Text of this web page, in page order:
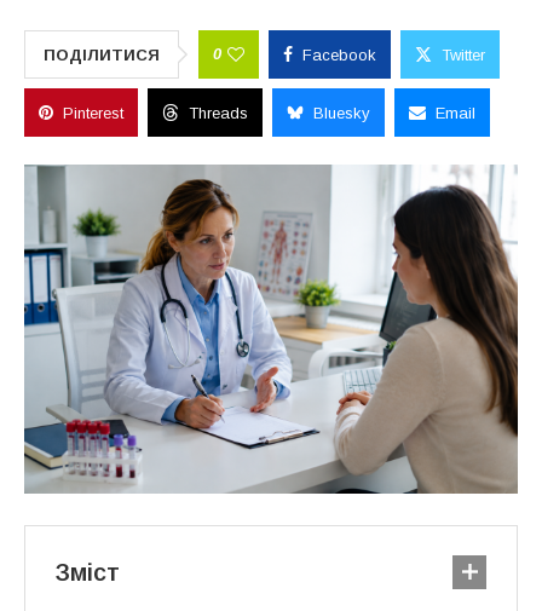
ПОДІЛИТИСЯ 0 Facebook Twitter
Pinterest Threads Bluesky Email
Зміст